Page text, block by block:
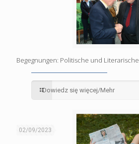
Begegnungen: Politische und Literarische
Dowiedz się więcej/Mehr
02/09/2023